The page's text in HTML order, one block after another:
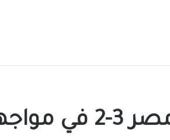
الأرجنتين تهزم مصر